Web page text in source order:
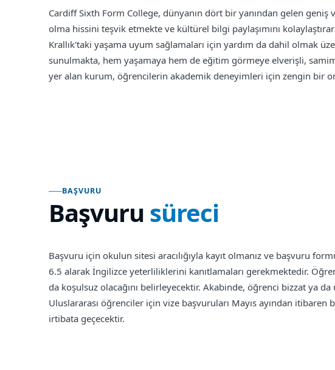
Cardiff Sixth Form College, dünyanın dört bir yanından gelen
olma hissini teşvik etmekte ve kültürel bilgi paylaşımını
Krallık'taki yaşama uyum sağlamaları için yardım da dahil olmak
sunulmakta, hem yaşamaya hem de eğitim görmeye elverişli,
yer alan kurum, öğrencilerin akademik deneyimleri için zengin bir
BAŞVURU
Başvuru süreci
Başvuru için okulun sitesi aracılığıyla kayıt olmanız ve başvuru
6.5 alarak İngilizce yeterliliklerini kanıtlamaları gerekmektedir.
da koşulsuz olacağını belirleyecektir. Akabinde, öğrenci bizzat ya
Uluslararası öğrenciler için vize başvuruları Mayıs ayından
irtibata geçecektir.